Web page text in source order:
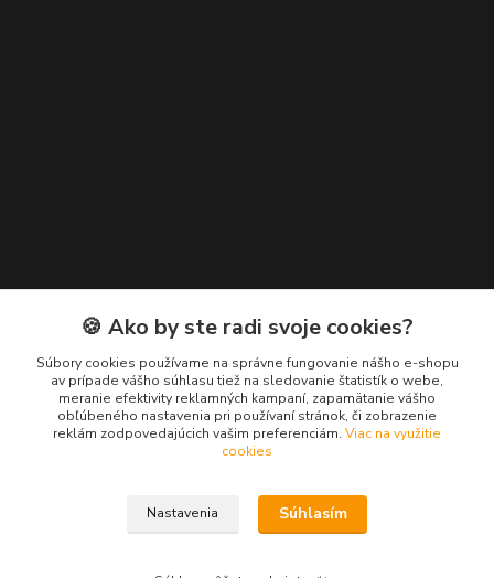
Kontakty
Zákaznícka podpora EuroNáradie
+421 911 629 846
(Po-Pia, 8-16 hod.)
info@euronaradie.sk
🍪 Ako by ste radi svoje cookies?
Súbory cookies používame na správne fungovanie nášho e-shopu
av prípade vášho súhlasu tiež na sledovanie štatistík o webe,
meranie efektivity reklamných kampaní, zapamätanie vášho
obľúbeného nastavenia pri používaní stránok, či zobrazenie
reklám zodpovedajúcich vašim preferenciám. Viac na využitie
cookies
Nastavenia Súhlasím